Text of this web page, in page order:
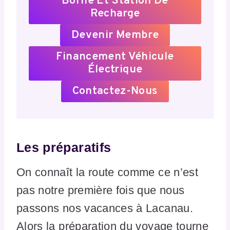
Recharge
Devenir Membre
Financement Véhicule
Électrique
Contactez-Nous
Les préparatifs
On connaît la route comme ce n’est
pas notre première fois que nous
passons nos vacances à Lacanau.
Alors la préparation du voyage tourne